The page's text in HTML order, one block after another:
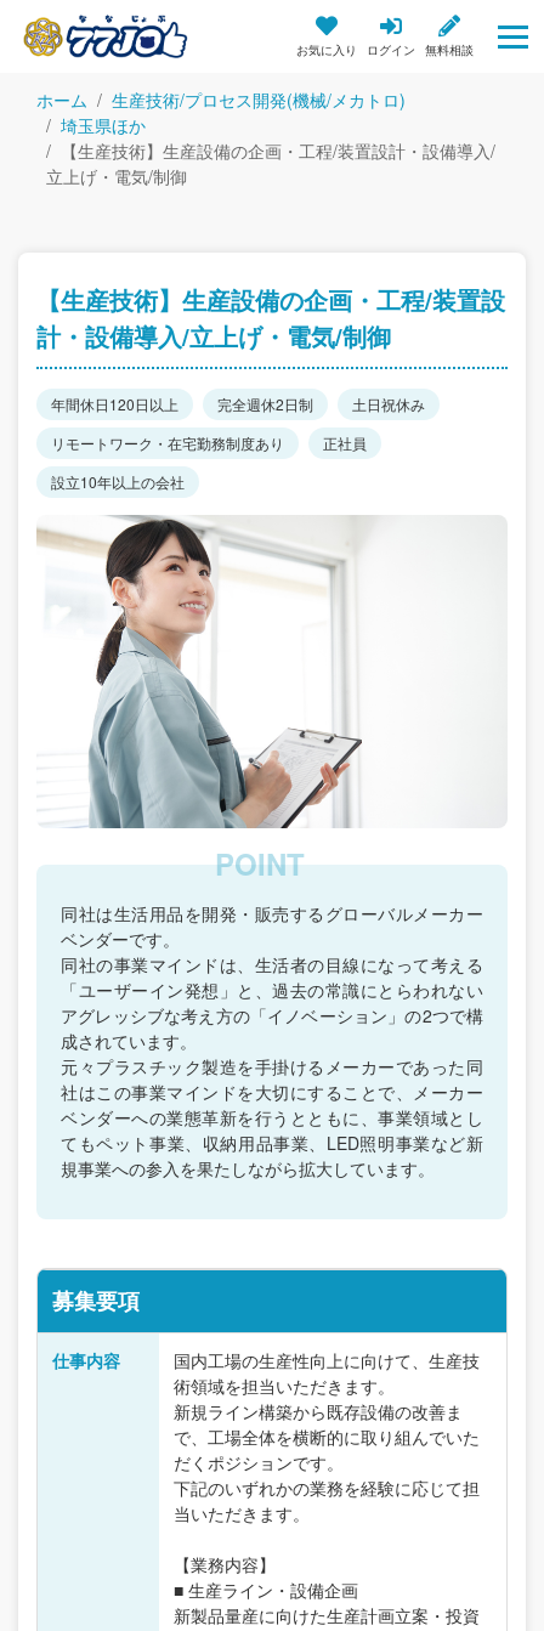
お気に入り ログイン 無料相談
ホーム
生産技術/プロセス開発(機械/メカトロ)
埼玉県ほか
【生産技術】生産設備の企画・工程/装置設計・設備導入/
立上げ・電気/制御
【生産技術】生産設備の企画・工程/装置設
計・設備導入/立上げ・電気/制御
年間休日120日以上 完全週休2日制
土日祝休み
リモートワーク・在宅勤務制度あり
正社員
設立10年以上の会社
同社は生活用品を開発・販売するグローバルメーカー
ベンダーです。
同社の事業マインドは、生活者の目線になって考える
「ユーザーイン発想」と、過去の常識にとらわれない
アグレッシブな考え方の「イノベーション」の2つで構
成されています。
元々プラスチック製造を手掛けるメーカーであった同
社はこの事業マインドを大切にすることで、メーカー
ベンダーへの業態革新を行うとともに、事業領域とし
てもペット事業、収納用品事業、LED照明事業など新
規事業への参入を果たしながら拡大しています。
募集要項
仕事内容
国内工場の生産性向上に向けて、生産技
術領域を担当いただきます。
新規ライン構築から既存設備の改善ま
で、工場全体を横断的に取り組んでいた
だくポジションです。
下記のいずれかの業務を経験に応じて担
当いただきます。
【業務内容】
■ 生産ライン・設備企画
新製品量産に向けた生産計画立案・投資